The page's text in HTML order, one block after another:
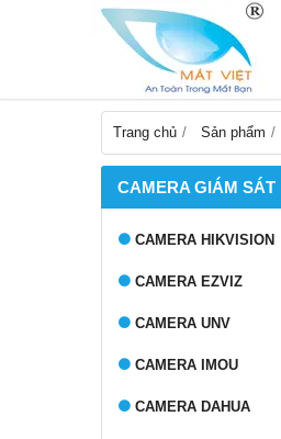
Trang chủ Sản phẩm
CAMERA GIÁM SÁT
CAMERA HIKVISION
CAMERA EZVIZ
CAMERA UNV
CAMERA IMOU
CAMERA DAHUA